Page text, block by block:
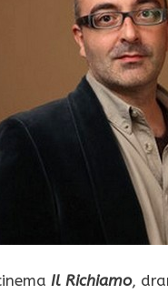
Il Richiamo,